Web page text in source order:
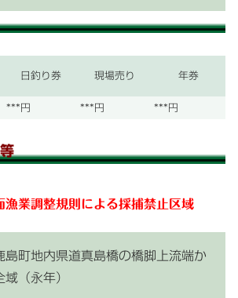
日釣り券 現場売り 年券
***円 ***円 ***円
業調整規則 による採捕禁止区域
島町地内県道真島橋の橋脚上流端か
（永年）